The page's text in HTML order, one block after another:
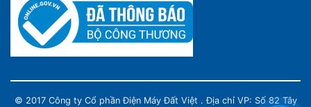
© 2017 Công ty Cổ phần Điện Máy Đất Việt . Địa chỉ VP: Số 82 Tây